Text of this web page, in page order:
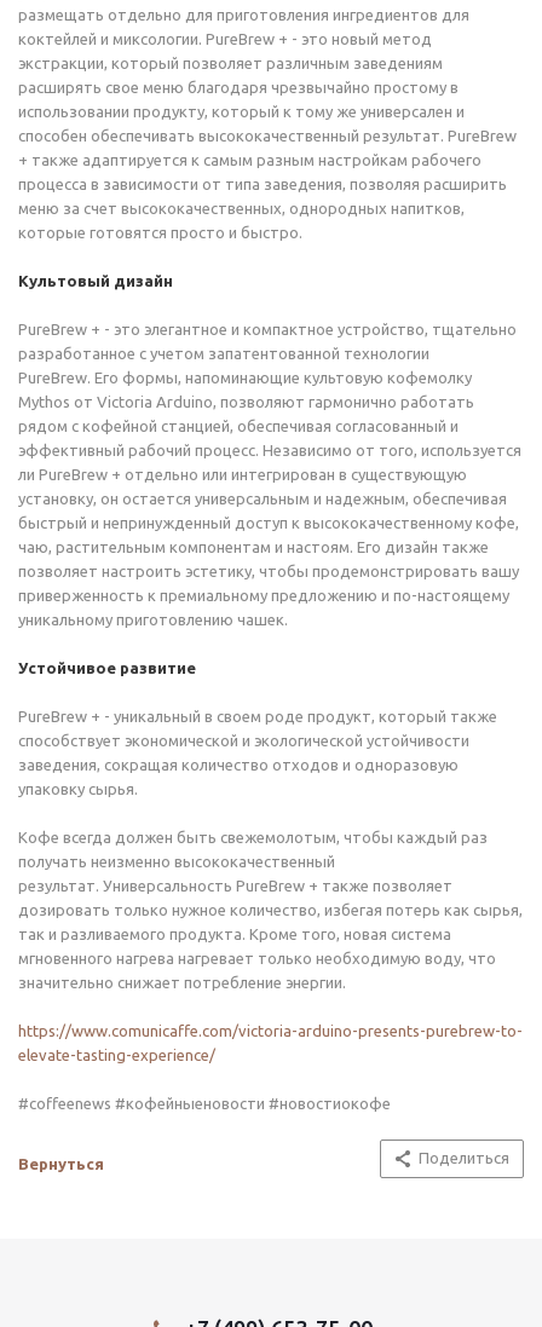
размещать отдельно для приготовления ингредиентов для
коктейлей и миксологии. PureBrew + - это новый метод
экстракции, который позволяет различным заведениям
расширять свое меню благодаря чрезвычайно простому в
использовании продукту, который к тому же универсален и
способен обеспечивать высококачественный результат. PureBrew
+ также адаптируется к самым разным настройкам рабочего
процесса в зависимости от типа заведения, позволяя расширить
меню за счет высококачественных, однородных напитков,
которые готовятся просто и быстро.
Культовый дизайн
PureBrew + - это элегантное и компактное устройство, тщательно
разработанное с учетом запатентованной технологии
PureBrew. Его формы, напоминающие культовую кофемолку
Mythos от Victoria Arduino, позволяют гармонично работать
рядом с кофейной станцией, обеспечивая согласованный и
эффективный рабочий процесс. Независимо от того, используется
ли PureBrew + отдельно или интегрирован в существующую
установку, он остается универсальным и надежным, обеспечивая
быстрый и непринужденный доступ к высококачественному кофе,
чаю, растительным компонентам и настоям. Его дизайн также
позволяет настроить эстетику, чтобы продемонстрировать вашу
приверженность к премиальному предложению и по-настоящему
уникальному приготовлению чашек.
Устойчивое развитие
PureBrew + - уникальный в своем роде продукт, который также
способствует экономической и экологической устойчивости
заведения, сокращая количество отходов и одноразовую
упаковку сырья.
Кофе всегда должен быть свежемолотым, чтобы каждый раз
получать неизменно высококачественный
результат. Универсальность PureBrew + также позволяет
дозировать только нужное количество, избегая потерь как сырья,
так и разливаемого продукта. Кроме того, новая система
мгновенного нагрева нагревает только необходимую воду, что
значительно снижает потребление энергии.
https://www.comunicaffe.com/victoria-arduino-presents-purebrew-to-
elevate-tasting-experience/
#coffeenews #кофейныеновости #новостиокофе
Вернуться Поделиться